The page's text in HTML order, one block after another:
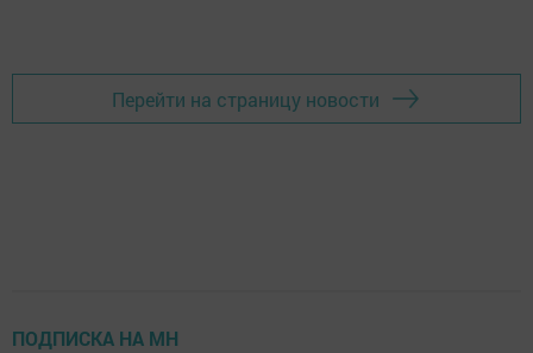
Перейти на страницу новости
ПОДПИСКА НА МН